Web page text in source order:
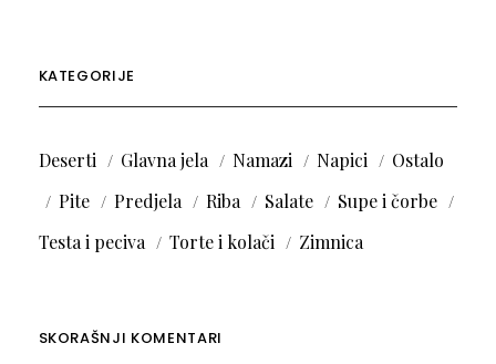
KATEGORIJE
Deserti Glavna jela Namazi Napici
Ostalo
Pite
Predjela Riba Salate
Supe i čorbe
Testa i peciva
Torte i kolači Zimnica
SKORAŠNJI KOMENTARI